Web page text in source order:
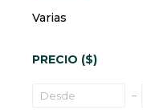
Varias
PRECIO ($)